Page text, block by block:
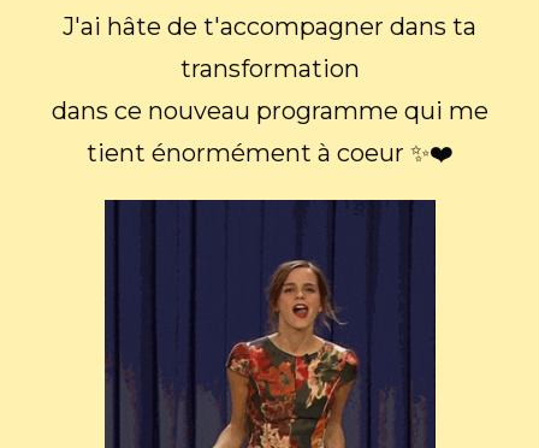
J'ai hâte de t'accompagner dans ta
transformation
dans ce nouveau programme qui me
tient énormément à coeur ✨❤️